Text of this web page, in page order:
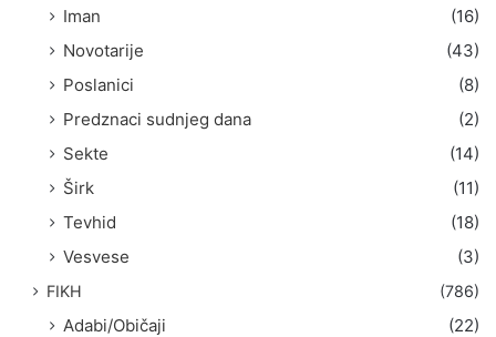
Iman
(16)
Novotarije
(43)
Poslanici
(8)
Predznaci sudnjeg dana
(2)
Sekte
(14)
Širk
(11)
Tevhid
(18)
Vesvese
(3)
FIKH (786)
Adabi/Običaji
(22)